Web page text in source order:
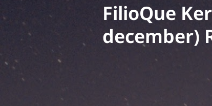
FilioQue
december)